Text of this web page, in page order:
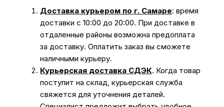
Доставка курьером по г. Самаре: время
доставки с 10:00 до 20:00. При доставке в
отдаленные районы возможна предоплата
за доставку. Оплатить заказ вы сможете
наличными курьеру.
Курьерская доставка СДЭК. Когда товар
поступит на склад, курьерская служба
свяжется для уточнения деталей.